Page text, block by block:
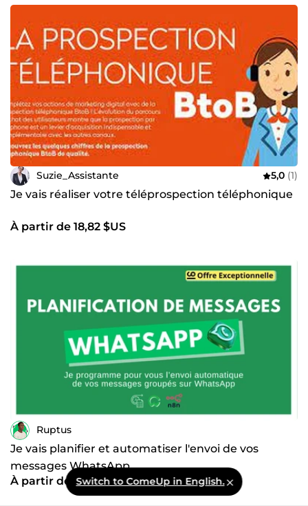
Suzie_Assistante 5,0 (1)
Je vais réaliser votre téléprospection téléphonique
À partir de 18,82 $US
Ruptus
Je vais planifier et automatiser l'envoi de vos
messages WhatsApp
À partir de 18,82 $USSwitch to ComeUp in English.